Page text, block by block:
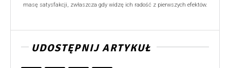
masę satysfakcji, zwłaszcza gdy widzę ich radość z pierwszych efektów.
UDOSTĘPNIJ ARTYKUŁ